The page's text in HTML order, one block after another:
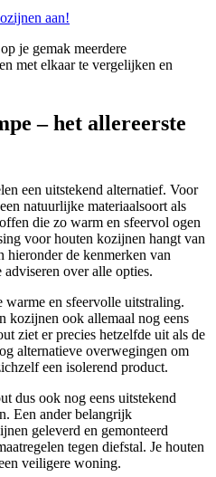
aan!
je gemak meerdere
met elkaar te vergelijken en
– het allereerste
een uitstekend alternatief. Voor
natuurlijke materiaalsoort als
die zo warm en sfeervol ogen
voor houten kozijnen hangt van
hieronder de kenmerken van
over alle opties.
warme en sfeervolle uitstraling.
kozijnen ook allemaal nog eens
ziet er precies hetzelfde uit als de
alternatieve overwegingen om
een isolerend product.
dus ook nog eens uitstekend
Een ander belangrijk
geleverd en gemonteerd
tegen diefstal. Je houten
veiligere woning.